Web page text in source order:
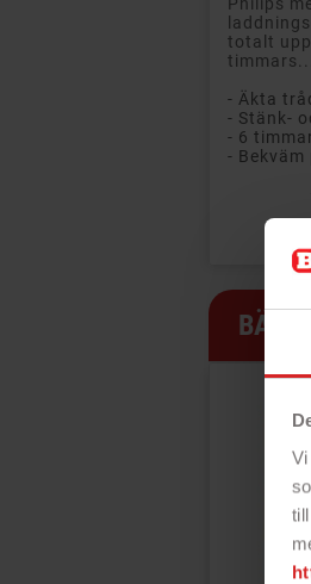
totalt
timmars...
- Äkta